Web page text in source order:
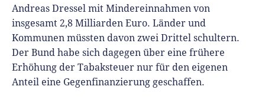
Andreas Dressel mit Mindereinnahmen von
insgesamt 2,8 Milliarden Euro. Länder und
Kommunen müssten davon zwei Drittel schultern.
Der Bund habe sich dagegen über eine frühere
Erhöhung der Tabaksteuer nur für den eigenen
Anteil eine Gegenfinanzierung geschaffen.